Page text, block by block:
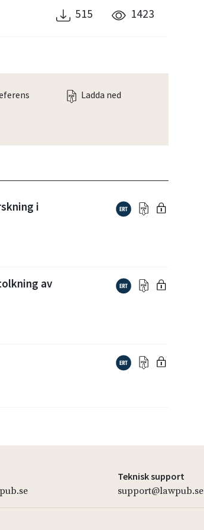
515 1423
Ladda ned
i
av
Teknisk support
support@lawpub.se